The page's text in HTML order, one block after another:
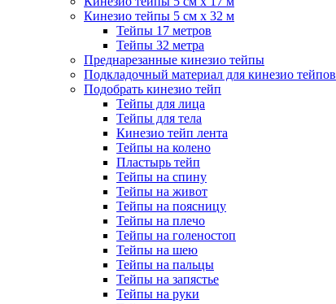
Кинезио тейпы 5 см х 32 м
Тейпы 17 метров
Тейпы 32 метра
Преднарезанные кинезио тейпы
Подкладочный материал для кинезио тейпов
Подобрать кинезио тейп
Тейпы для лица
Тейпы для тела
Кинезио тейп лента
Тейпы на колено
Пластырь тейп
Тейпы на спину
Тейпы на живот
Тейпы на поясницу
Тейпы на плечо
Тейпы на голеностоп
Тейпы на шею
Тейпы на пальцы
Тейпы на запястье
Тейпы на руки